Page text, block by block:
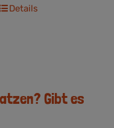
Details
Gibt es